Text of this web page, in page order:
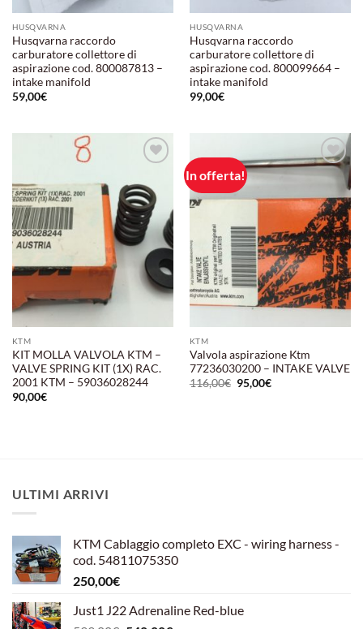
HUSQVARNA
Husqvarna raccordo
carburatore collettore di
aspirazione cod. 800087813 –
intake manifold
59,00€
HUSQVARNA
Husqvarna raccordo
carburatore collettore di
aspirazione cod. 800099664 –
intake manifold
99,00€
alla lista
dei
desideri
KTM
KIT MOLLA VALVOLA KTM –
VALVE SPRING KIT (1X) RAC.
2001 KTM – 59036028244
90,00€
In offerta!
Aggiungi
dei
desideri
KTM
Valvola aspirazione Ktm
77236030200 – INTAKE VALVE
116,00€ Il
prezzo
95,00€Il
ULTIMI ARRIVI
KTM Cablaggio completo EXC - wiring harness -
cod. 54811075350
250,00€
Just1 J22 Adrenaline Red-blue